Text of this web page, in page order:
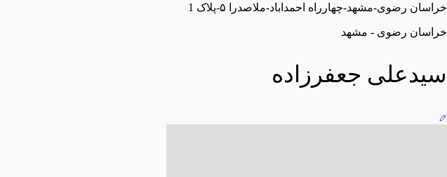
خراسان رضوی-مشهد-چهارراه احمداباد-ملاصدرا ۵-پلاک 1
خراسان رضوی - مشهد
سیدعلی جعفرزاده